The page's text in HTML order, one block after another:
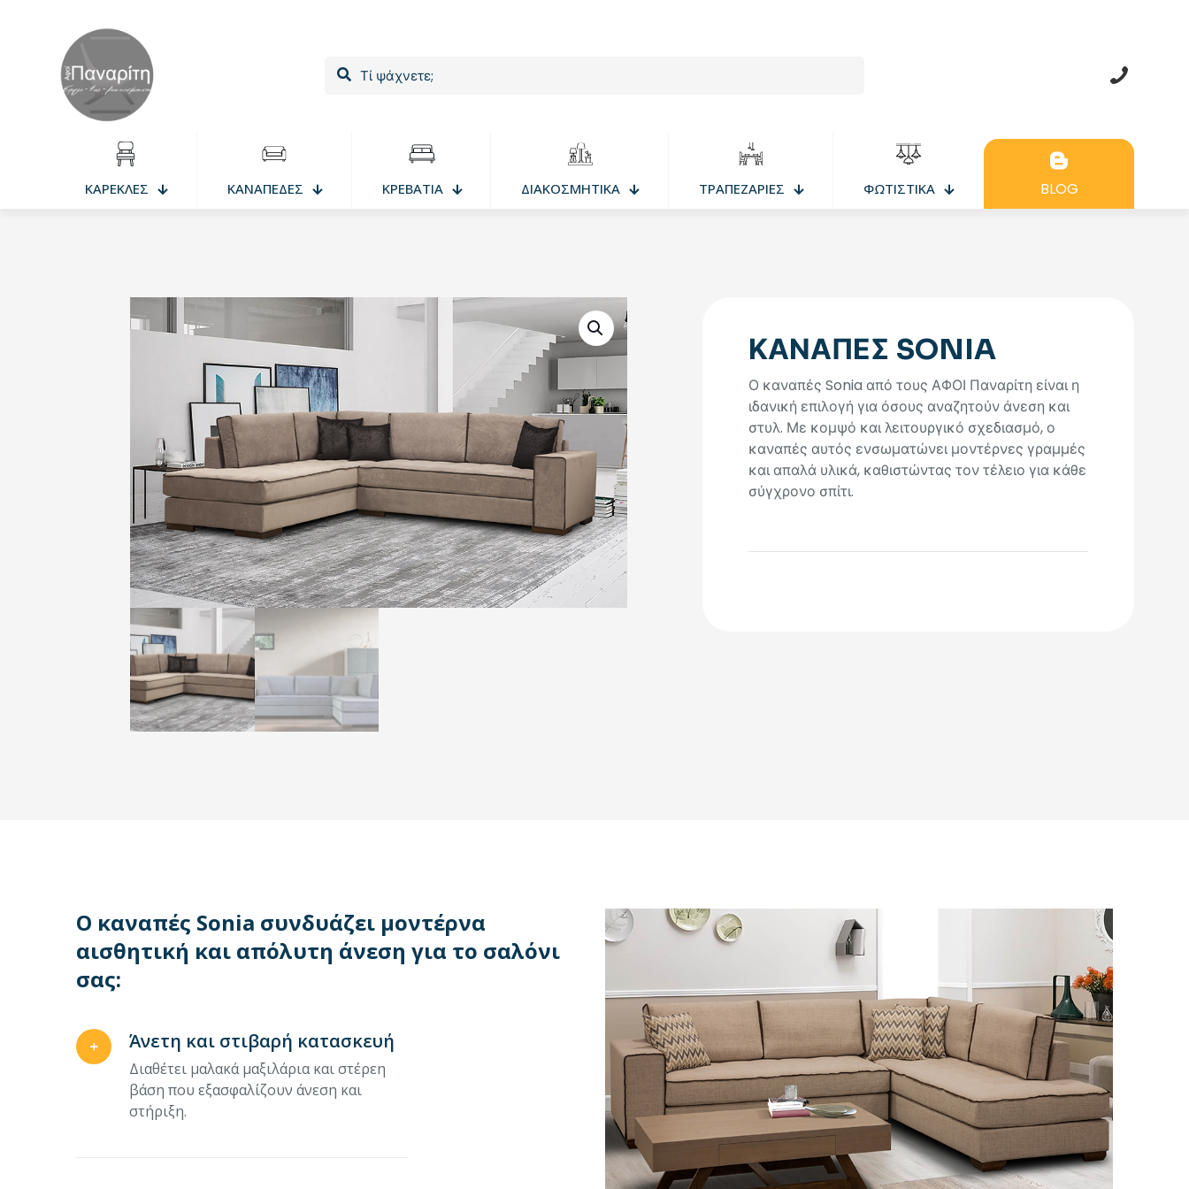
ΚΑΡΕΚΛΕΣ ΚΑΝΑΠΕΔΕΣ ΚΡΕΒΑΤΙΑ ΔΙΑΚΟΣΜΗΤΙΚΑ ΤΡΑΠΕΖΑΡΙΕΣ ΦΩΤΙΣΤΙΚΑ BLOG
ΚΑΝΑΠΕΣ SONIA
Ο καναπές Sonia από τους ΑΦΟΙ Παναρίτη είναι η
ιδανική επιλογή για όσους αναζητούν άνεση και
στυλ. Με κομψό και λειτουργικό σχεδιασμό, ο
καναπές αυτός ενσωματώνει μοντέρνες γραμμές
και απαλά υλικά, καθιστώντας τον τέλειο για κάθε
σύγχρονο σπίτι.
Ο καναπές Sonia συνδυάζει μοντέρνα
αισθητική και απόλυτη άνεση για το σαλόνι
σας:
Άνετη και στιβαρή κατασκευή
Διαθέτει μαλακά μαξιλάρια και στέρεη
βάση που εξασφαλίζουν άνεση και
στήριξη.